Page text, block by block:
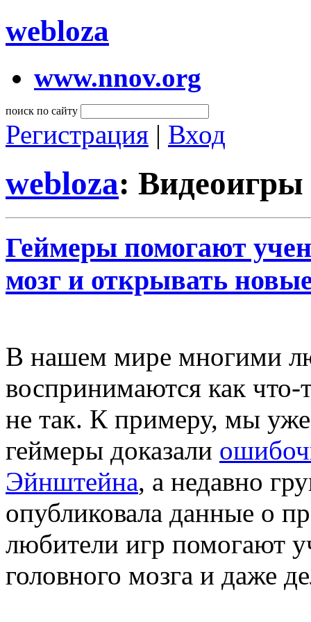
webloza
www.nnov.org
поиск по сайту
Регистрация | Вход
webloza: Видеоигры
Геймеры помогают
мозг и открывать
В нашем мире многими
воспринимаются как что-
не так. К примеру, мы
геймеры доказали
Эйнштейна, а недавно
опубликовала данные о
любители игр помогают
головного мозга и даже